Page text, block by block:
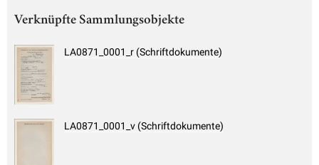
Verknüpfte Sammlungsobjekte
LA0871_0001_r (Schriftdokumente)
LA0871_0001_v (Schriftdokumente)